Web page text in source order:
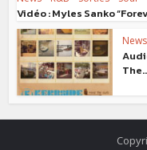
Vidéo : Myles Sanko
News